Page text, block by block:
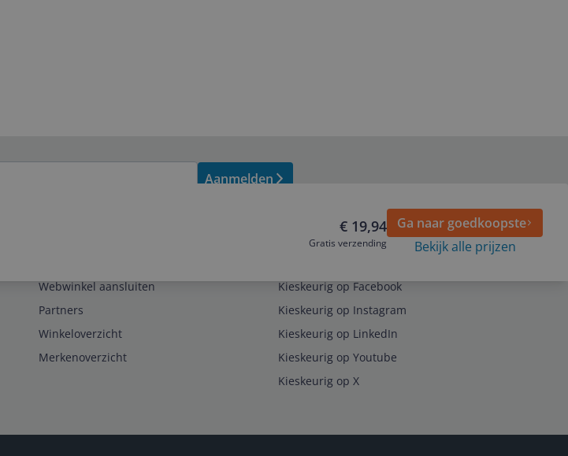
€ 19,94
Gratis verzending
Ga naar goedkoopste
Bekijk alle prijzen
Aanmelden
Webwinkel aansluiten
Partners
Winkeloverzicht
Merkenoverzicht
Kieskeurig op Facebook
Kieskeurig op Instagram
Kieskeurig op LinkedIn
Kieskeurig op Youtube
Kieskeurig op X